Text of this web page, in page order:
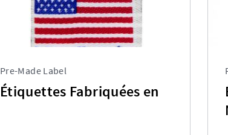
Pre-Made Label
Étiquettes Fabriquées en